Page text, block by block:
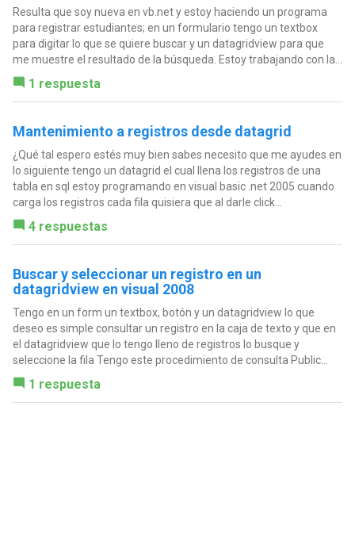
Resulta que soy nueva en vb.net y estoy haciendo un programa
para registrar estudiantes; en un formulario tengo un textbox
para digitar lo que se quiere buscar y un datagridview para que
me muestre el resultado de la búsqueda. Estoy trabajando con la...
1 respuesta
Mantenimiento a registros desde datagrid
¿Qué tal espero estés muy bien sabes necesito que me ayudes en
lo siguiente tengo un datagrid el cual llena los registros de una
tabla en sql estoy programando en visual basic .net 2005 cuando
carga los registros cada fila quisiera que al darle click...
4 respuestas
Buscar y seleccionar un registro en un
datagridview en visual 2008
Tengo en un form un textbox, botón y un datagridview lo que
deseo es simple consultar un registro en la caja de texto y que en
el datagridview que lo tengo lleno de registros lo busque y
seleccione la fila Tengo este procedimiento de consulta Public...
1 respuesta